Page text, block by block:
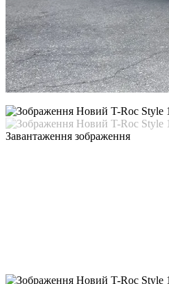
Завантаження зображення